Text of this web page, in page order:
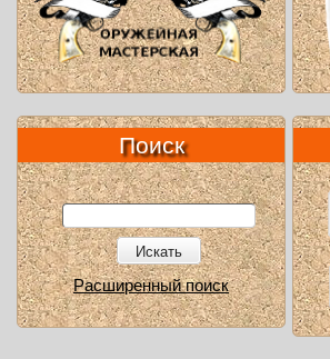
Поиск
Искать
Расширенный поиск